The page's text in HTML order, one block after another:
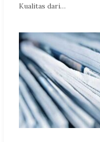
Kualitas dari…